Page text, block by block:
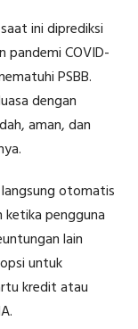
ini diprediksi
pandemi COVID-
PSBB.
dengan
aman, dan
otomatis
pengguna
lain
untuk
kredit atau